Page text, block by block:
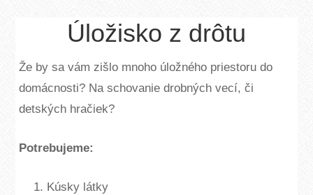
Úložisko z drôtu
Že by sa vám zišlo mnoho úložného priestoru do
domácnosti? Na schovanie drobných vecí, či
detských hračiek?
Potrebujeme:
Kúsky látky